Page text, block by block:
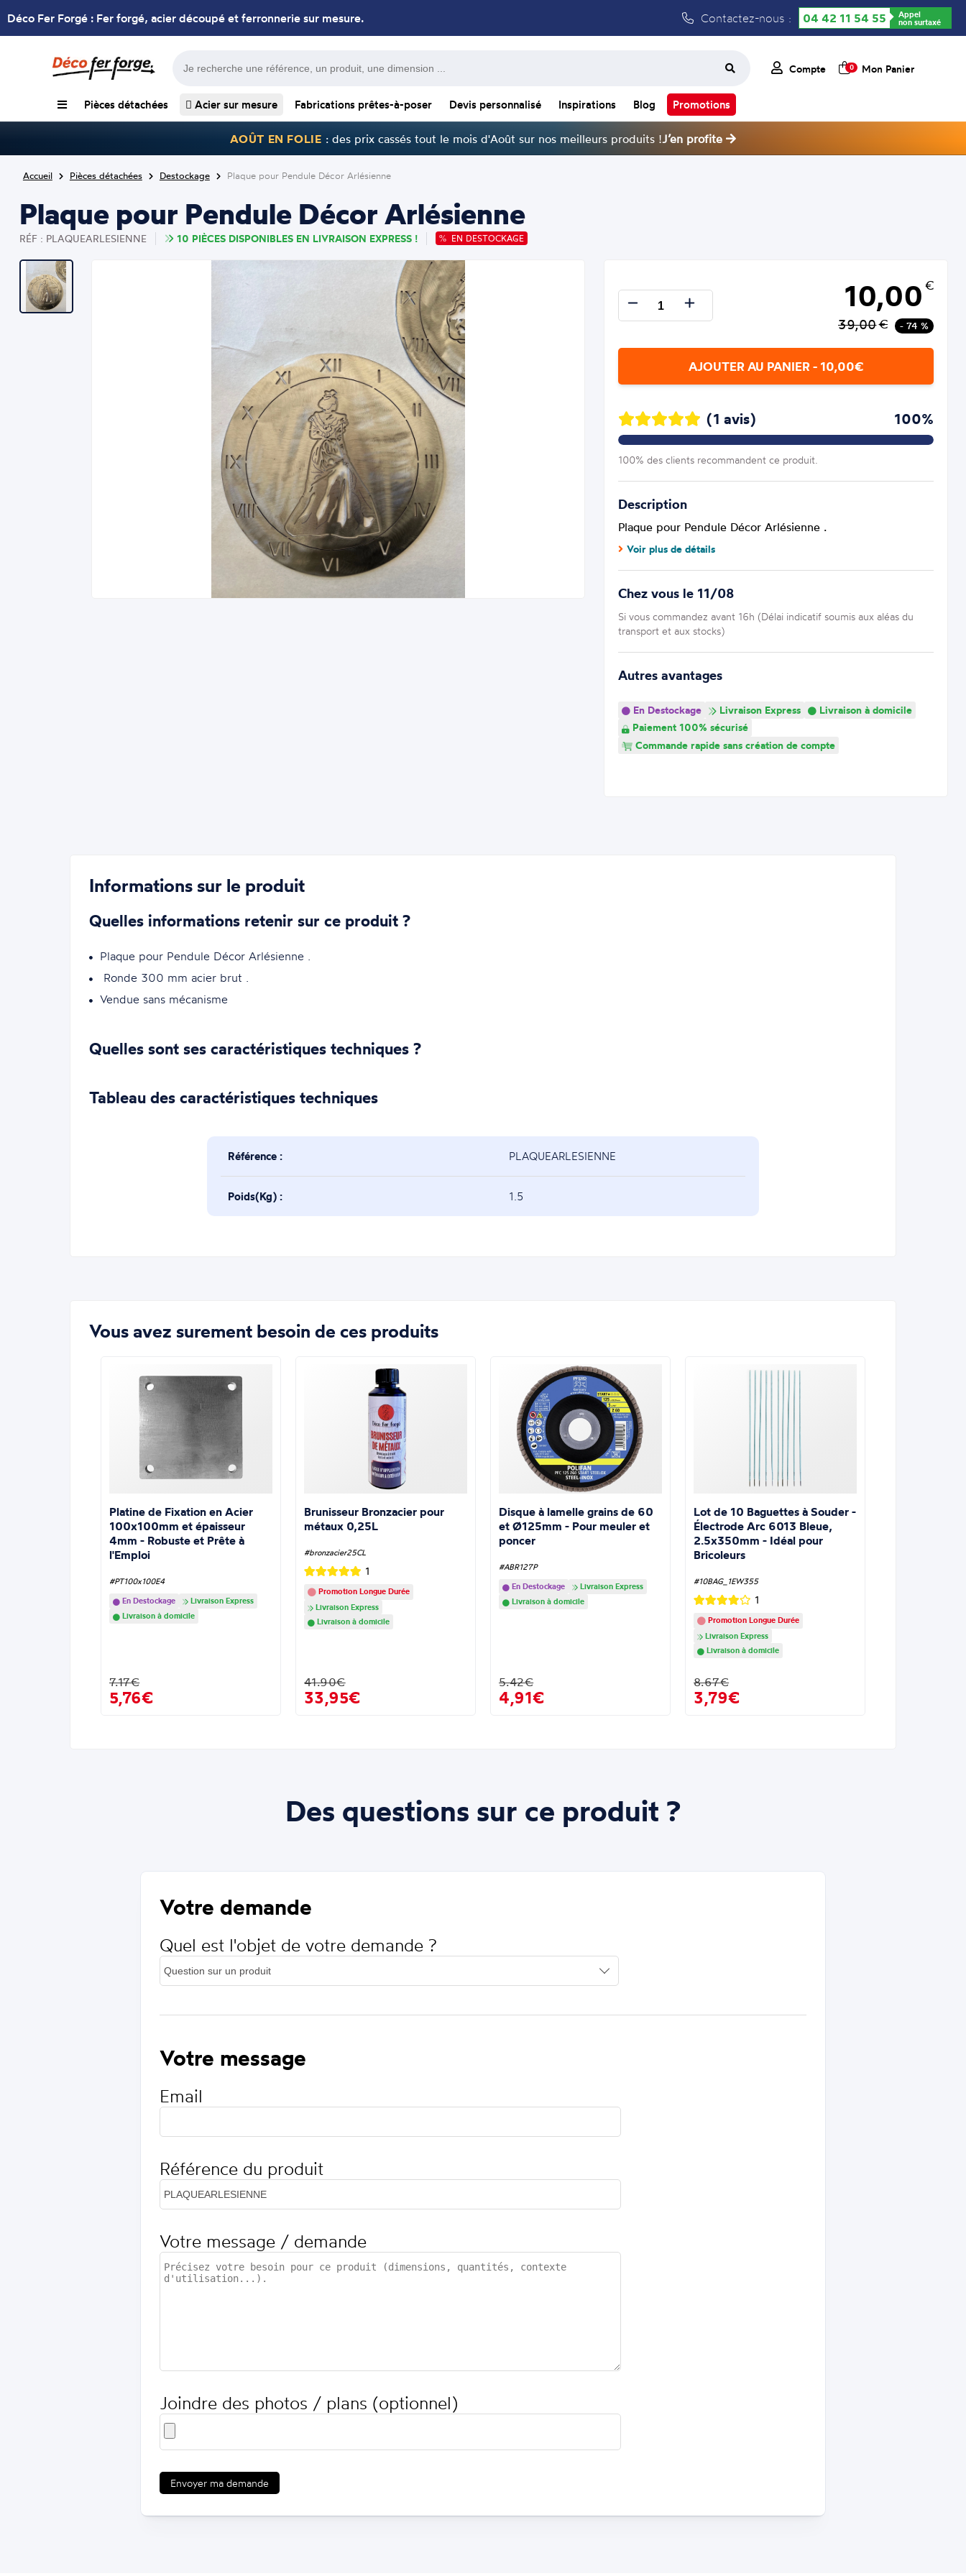
Déco Fer Forgé : Fer forgé, acier découpé et ferronnerie sur mesure. Contactez-nous : 04 42 11 54 55 Appel
non surtaxé
Compte 0 Mon Panier
Pièces détachées Acier sur mesure Fabrications prêtes-à-poser Devis personnalisé Inspirations Blog Promotions
AOÛT EN FOLIE : des prix cassés tout le mois d'Août sur nos meilleurs produits !J’en profite
Accueil Pièces détachées Destockage Plaque pour Pendule Décor Arlésienne
Plaque pour Pendule Décor Arlésienne
RÉF : PLAQUEARLESIENNE 10 PIÈCES DISPONIBLES EN LIVRAISON EXPRESS ! EN DESTOCKAGE
10,00 €
39,00€ - 74 %
AJOUTER AU PANIER - 10,00€
(1 avis) 100%
100% des clients recommandent ce produit.
Description
Plaque pour Pendule Décor Arlésienne .
Voir plus de détails
Chez vous le 11/08
Si vous commandez avant 16h (Délai indicatif soumis aux aléas du
transport et aux stocks)
Autres avantages
En Destockage Livraison Express
Livraison à domicile
Paiement 100% sécurisé
Commande rapide sans création de compte
Informations sur le produit
Quelles informations retenir sur ce produit ?
Plaque pour Pendule Décor Arlésienne .
Ronde 300 mm acier brut .
Vendue sans mécanisme
Quelles sont ses caractéristiques techniques ?
Tableau des caractéristiques techniques
Référence : PLAQUEARLESIENNE
Poids(Kg) : 1.5
Vous avez surement besoin de ces produits
Platine de Fixation en Acier
100x100mm et épaisseur
4mm - Robuste et Prête à
l'Emploi
#PT100x100E4
En Destockage
Livraison Express
Livraison à domicile
7.17€
5,76€
Brunisseur Bronzacier pour
métaux 0,25L
#bronzacier25CL
1
Promotion Longue Durée
Livraison Express
Livraison à domicile
41.90€
33,95€
Disque à lamelle grains de 60
et Ø125mm - Pour meuler et
poncer
#ABR127P
En Destockage
Livraison Express
Livraison à domicile
5.42€
4,91€
Lot de 10 Baguettes à Souder -
Électrode Arc 6013 Bleue,
2.5x350mm - Idéal pour
Bricoleurs
#10BAG_1EW355
1
Promotion Longue Durée
Livraison Express
Livraison à domicile
8.67€
3,79€
Des questions sur ce produit ?
Votre demande
Quel est l'objet de votre demande ?
Votre message
Email
Référence du produit
Votre message / demande
Joindre des photos / plans (optionnel)
Envoyer ma demande